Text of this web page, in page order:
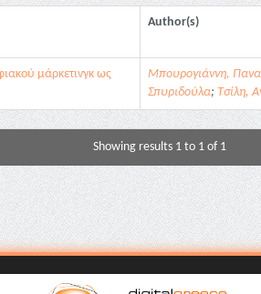
Author(s)
μάρκετινγκ ως
Μπουρογιάννη,
Σπυριδούλα; Τσίλη,
Showing results 1 to 1 of 1